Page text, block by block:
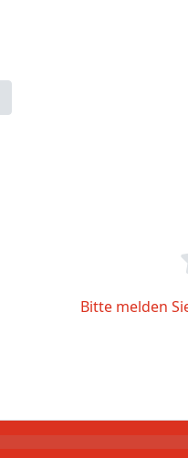
Bitte melden